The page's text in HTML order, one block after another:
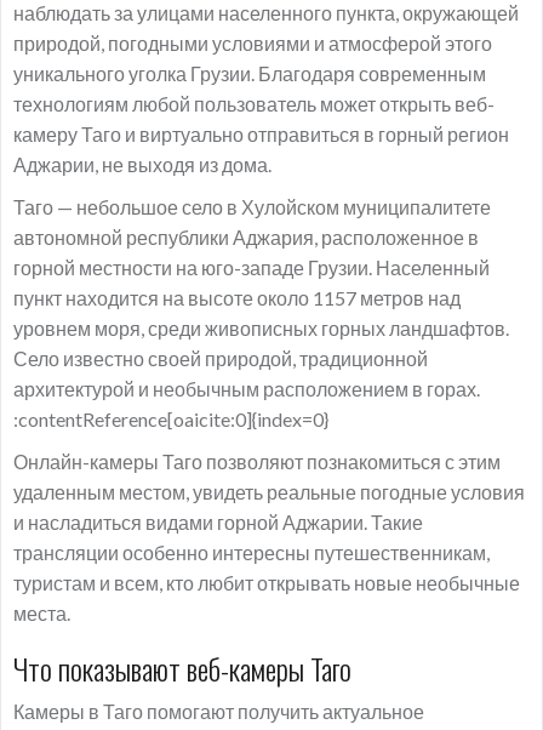
наблюдать за улицами населенного пункта, окружающей
природой, погодными условиями и атмосферой этого
уникального уголка Грузии. Благодаря современным
технологиям любой пользователь может открыть веб-
камеру Таго и виртуально отправиться в горный регион
Аджарии, не выходя из дома.
Таго — небольшое село в Хулойском муниципалитете
автономной республики Аджария, расположенное в
горной местности на юго-западе Грузии. Населенный
пункт находится на высоте около 1157 метров над
уровнем моря, среди живописных горных ландшафтов.
Село известно своей природой, традиционной
архитектурой и необычным расположением в горах.
:contentReference[oaicite:0]{index=0}
Онлайн-камеры Таго позволяют познакомиться с этим
удаленным местом, увидеть реальные погодные условия
и насладиться видами горной Аджарии. Такие
трансляции особенно интересны путешественникам,
туристам и всем, кто любит открывать новые необычные
места.
Что показывают веб-камеры Таго
Камеры в Таго помогают получить актуальное